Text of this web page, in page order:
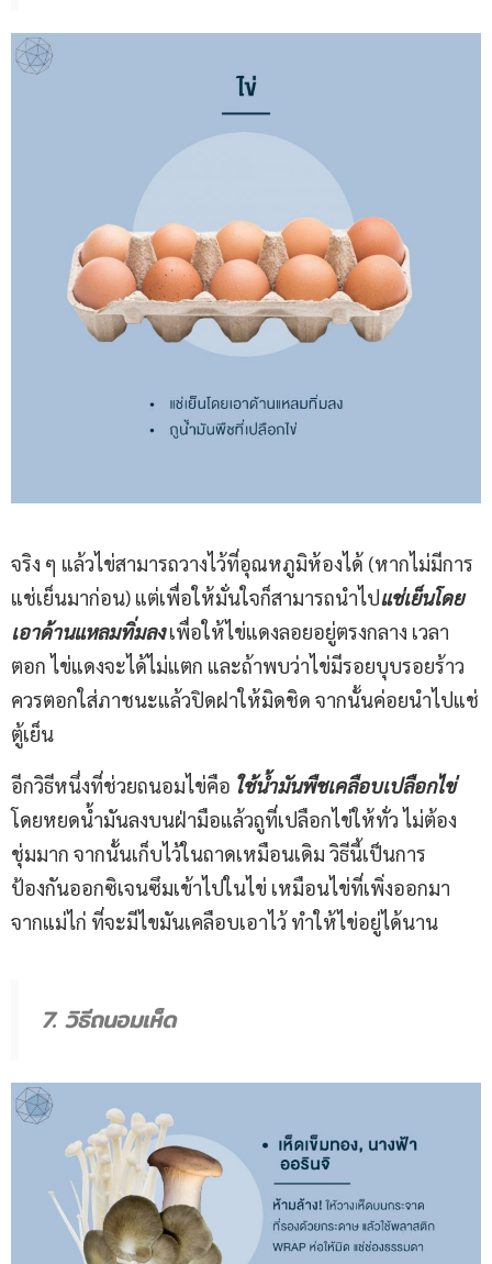
จริง ๆ แล้วไข่สามารถวางไว้ที่อุณหภูมิห้องได้ (หากไม่มีการ
แช่เย็นมาก่อน) แต่เพื่อให้มั่นใจก็สามารถนำไปแช่เย็นโดย
เอาด้านแหลมทิ่มลงเพื่อให้ไข่แดงลอยอยู่ตรงกลาง เวลา
ตอก ไข่แดงจะได้ไม่แตก และถ้าพบว่าไข่มีรอยบุบรอยร้าว
ควรตอกใส่ภาชนะแล้วปิดฝาให้มิดชิด จากนั้นค่อยนำไปแช่
ตู้เย็น
อีกวิธีหนึ่งที่ช่วยถนอมไข่คือ ใช้น้ำมันพืชเคลือบเปลือกไข่
โดยหยดน้ำมันลงบนฝ่ามือแล้วถูที่เปลือกไข่ให้ทั่ว ไม่ต้อง
ชุ่มมาก จากนั้นเก็บไว้ในถาดเหมือนเดิม วิธีนี้เป็นการ
ป้องกันออกซิเจนซึมเข้าไปในไข่ เหมือนไข่ที่เพิ่งออกมา
จากแม่ไก่ ที่จะมีไขมันเคลือบเอาไว้ ทำให้ไข่อยู่ได้นาน
7. วิธีถนอมเห็ด